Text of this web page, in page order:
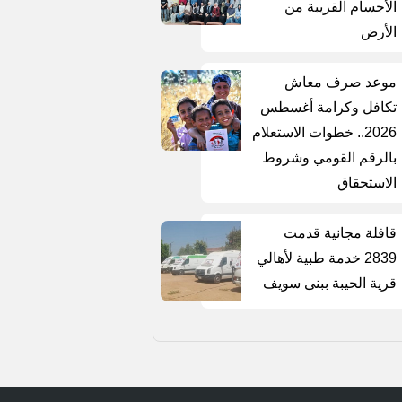
الأجسام القريبة من
الأرض
موعد صرف معاش
تكافل وكرامة أغسطس
2026.. خطوات الاستعلام
بالرقم القومي وشروط
الاستحقاق
قافلة مجانية قدمت
2839 خدمة طبية لأهالي
قرية الحيبة ببنى سويف